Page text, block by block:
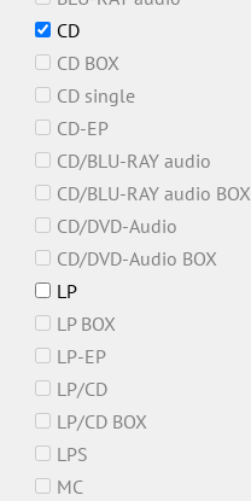
CD
CD BOX
CD single
CD-EP
CD/BLU-RAY audio
CD/BLU-RAY audio BOX
CD/DVD-Audio
CD/DVD-Audio BOX
LP
LP BOX
LP-EP
LP/CD
LP/CD BOX
LPS
MC